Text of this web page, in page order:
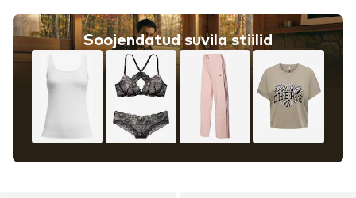
Soojendatud suvila stiilid